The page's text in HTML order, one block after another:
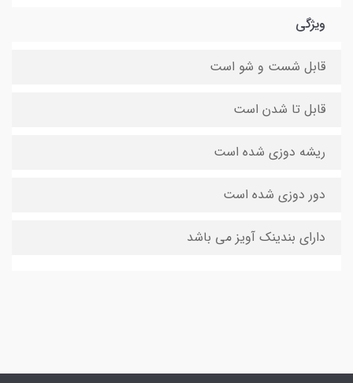
ویژگی
قابل شست و شو است
قابل تا شدن است
ریشه دوزی شده است
دور دوزی شده است
دارای بندینک آویز می باشد